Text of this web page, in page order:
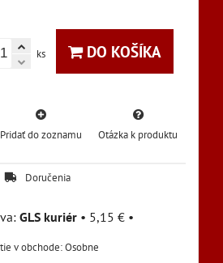
ks DO KOŠÍKA
Pridať do zoznamu Otázka k produktu
Doručenia
GLS kuriér • 5,15 € •
Osobne